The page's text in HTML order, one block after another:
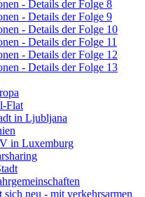
- Details der Folge 8
- Details der Folge 9
- Details der Folge 10
- Details der Folge 11
- Details der Folge 12
- Details der Folge 13
Flat
in Ljubljana
in Luxemburg
sich neu - mit verkehrsarmen